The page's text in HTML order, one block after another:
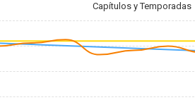
Capítulos y Temporadas